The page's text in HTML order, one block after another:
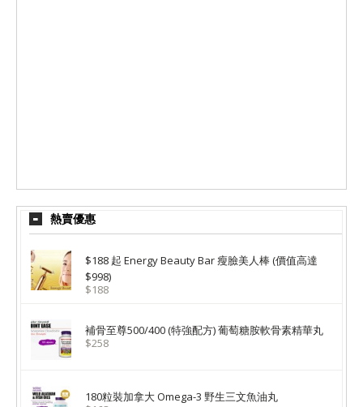
熱賣優惠
$188 起 Energy Beauty Bar 瘦臉美人棒 (價值高達
$998)
$188
補骨至尊500/400 (特強配方) 葡萄糖胺軟骨素精華丸
$258
180粒裝加拿大 Omega-3 野生三文魚油丸